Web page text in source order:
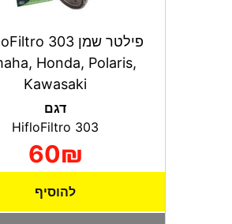
Honda, Polaris,
Kawasaki
דגם
60₪
להוסיף